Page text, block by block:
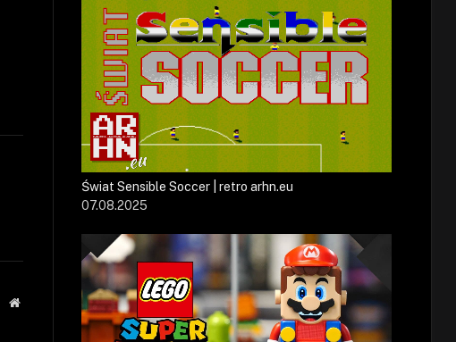
Strona
Świat Sensible Soccer | retro arhn.eu
07.08.2025